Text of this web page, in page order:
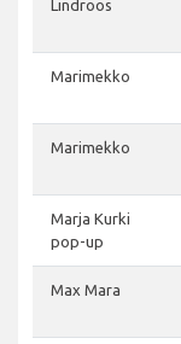
Lindroos
Marimekko
Marimekko
Marja Kurki
pop-up
Max Mara